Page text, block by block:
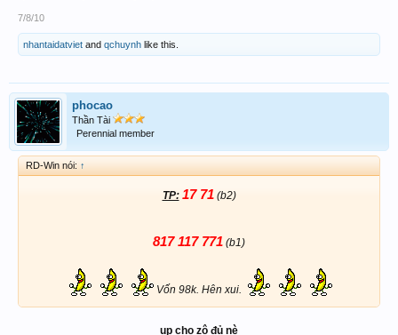
7/8/10
nhantaidatviet and qchuynh like this.
phocao
Thần Tài
Perennial member
RD-Win nói: ↑
TP: 17 71(b2)​
817 117 771 (b1)​
Vốn 98k. Hên xui.
up cho zô đủ nè